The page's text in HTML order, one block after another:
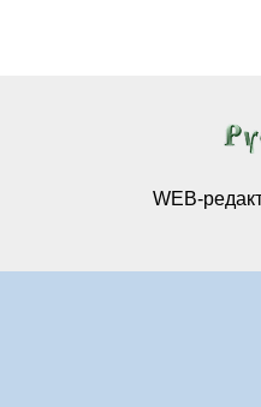
WEB-